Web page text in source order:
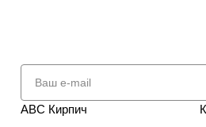
АВС Кирпич